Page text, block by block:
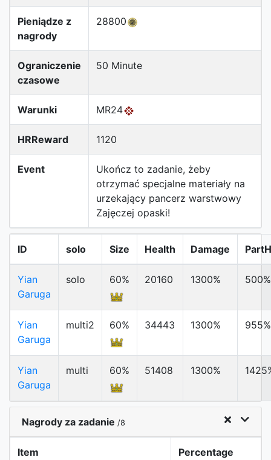
Pieniądze z
nagrody
28800
Ograniczenie
czasowe
50 Minute
Warunki MR24
HRReward 1120
Event
Ukończ to zadanie, żeby
otrzymać specjalne materiały na
urzekający pancerz warstwowy
Zajęczej opaski!
ID solo Size Health Damage
Yian
Garuga
solo 60% 20160 1300% 500%
Yian
Garuga
multi2 60% 34443 1300% 955%
Yian
Garuga
multi 60% 51408 1300%
Nagrody za zadanie /8
Item Percentage